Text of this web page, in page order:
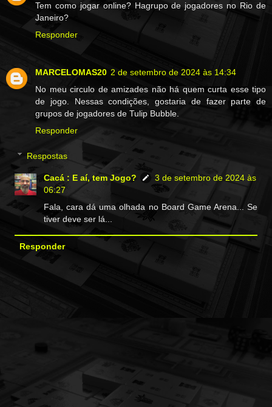
Tem como jogar online? Hagrupo de jogadores no Rio de
Janeiro?
Responder
MARCELOMAS20 2 de setembro de 2024 às 14:34
No meu circulo de amizades não há quem curta esse tipo
de jogo. Nessas condições, gostaria de fazer parte de
grupos de jogadores de Tulip Bubble.
Responder
Respostas
Cacá : E aí, tem Jogo?
3 de setembro de 2024 às
06:27
Fala, cara dá uma olhada no Board Game Arena... Se
tiver deve ser lá...
Responder